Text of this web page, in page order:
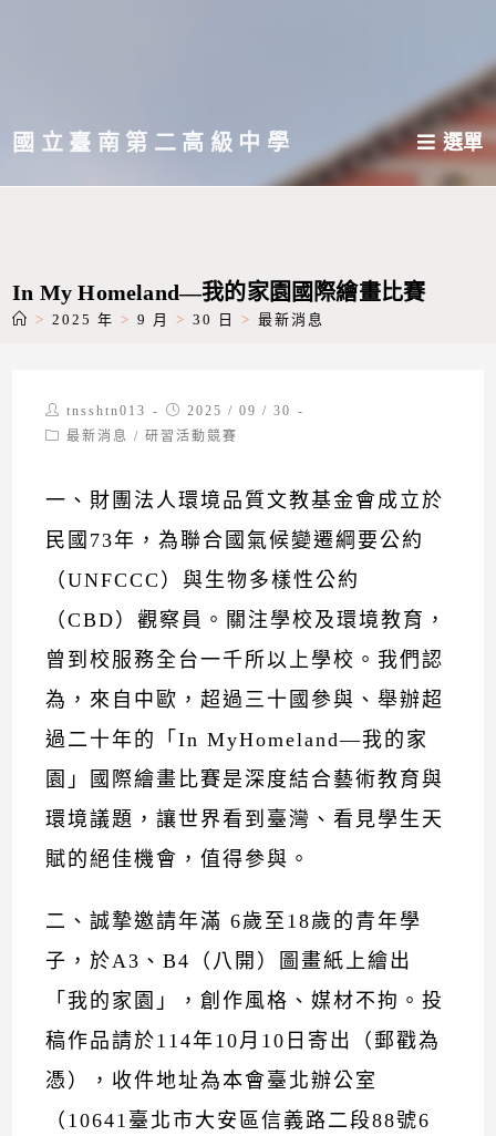
主國立臺南第二高級中學 選單
In My Homeland—我的家園國際繪畫比賽
> 2025 年 > 9 月 > 30 日 > 最新消息
Post
author:
tnsshtn013
Post
published:
2025 / 09 / 30
Post最新消息 / 研習活動競賽
一、財團法人環境品質文教基金會成立於
民國73年，為聯合國氣候變遷綱要公約
（UNFCCC）與生物多樣性公約
（CBD）觀察員。關注學校及環境教育，
曾到校服務全台一千所以上學校。我們認
為，來自中歐，超過三十國參與、舉辦超
過二十年的「In MyHomeland—我的家
園」國際繪畫比賽是深度結合藝術教育與
環境議題，讓世界看到臺灣、看見學生天
賦的絕佳機會，值得參與。
二、誠摯邀請年滿 6歲至18歲的青年學
子，於A3、B4（八開）圖畫紙上繪出
「我的家園」，創作風格、媒材不拘。投
稿作品請於114年10月10日寄出（郵戳為
憑），收件地址為本會臺北辦公室
（10641臺北市大安區信義路二段88號6